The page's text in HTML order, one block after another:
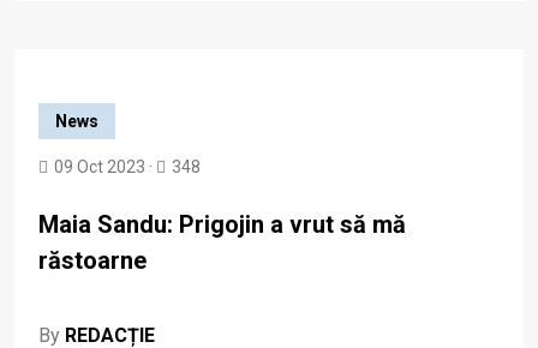
News
09 Oct 2023 · 348
Maia Sandu: Prigojin a vrut să mă
răstoarne
By REDACȚIE